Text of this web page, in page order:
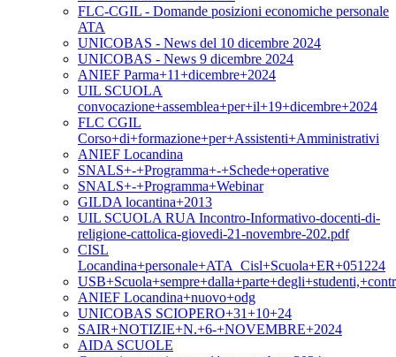
FLC-CGIL - Domande posizioni economiche personale
ATA
UNICOBAS - News del 10 dicembre 2024
UNICOBAS - News 9 dicembre 2024
ANIEF Parma+11+dicembre+2024
UIL SCUOLA
convocazione+assemblea+per+il+19+dicembre+2024
FLC CGIL
Corso+di+formazione+per+Assistenti+Amministrativi
ANIEF Locandina
SNALS+-+Programma+-+Schede+operative
SNALS+-+Programma+Webinar
GILDA locantina+2013
UIL SCUOLA RUA Incontro-Informativo-docenti-di-
religione-cattolica-giovedi-21-novembre-202.pdf
CISL
Locandina+personale+ATA_Cisl+Scuola+ER+051224
ANIEF Locandina+nuovo+odg
UNICOBAS SCIOPERO+31+10+24
SAIR+NOTIZIE+N.+6-+NOVEMBRE+2024
AIDA SCUOLE